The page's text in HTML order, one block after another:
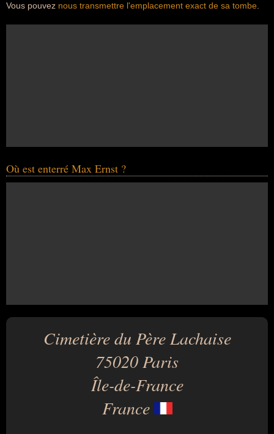
Vous pouvez nous transmettre l'emplacement exact de sa tombe
Où est enterré Max Ernst ?
Cimetière du Père Lachaise
75020 Paris
Île-de-France
France